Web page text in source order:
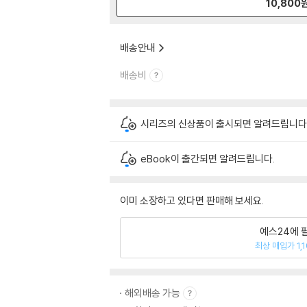
10,800
배송안내
배송비
시리즈의 신상품이 출시되면 알려드립니
eBook이 출간되면 알려드립니다.
이미 소장하고 있다면 판매해 보세요.
예스24에
최상 매입가
해외배송 가능